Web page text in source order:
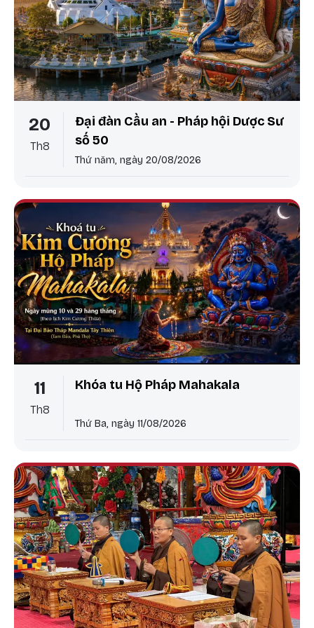
20
Th8
Đại đàn Cầu an - Pháp hội Dược Sư
số 50
Thứ năm, ngày 20/08/2026
11
Th8
Khóa tu Hộ Pháp Mahakala
Thứ Ba, ngày 11/08/2026